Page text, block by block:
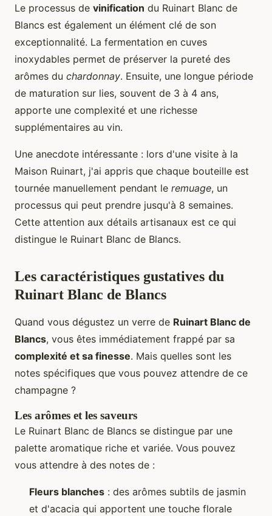
Le processus de vinification du Ruinart Blanc de
Blancs est également un élément clé de son
exceptionnalité. La fermentation en cuves
inoxydables permet de préserver la pureté des
arômes du chardonnay. Ensuite, une longue période
de maturation sur lies, souvent de 3 à 4 ans,
apporte une complexité et une richesse
supplémentaires au vin.
Une anecdote intéressante : lors d'une visite à la
Maison Ruinart, j'ai appris que chaque bouteille est
tournée manuellement pendant le remuage, un
processus qui peut prendre jusqu'à 8 semaines.
Cette attention aux détails artisanaux est ce qui
distingue le Ruinart Blanc de Blancs.
Les caractéristiques gustatives du
Ruinart Blanc de Blancs
Quand vous dégustez un verre de Ruinart Blanc de
Blancs, vous êtes immédiatement frappé par sa
complexité et sa finesse. Mais quelles sont les
notes spécifiques que vous pouvez attendre de ce
champagne ?
Les arômes et les saveurs
Le Ruinart Blanc de Blancs se distingue par une
palette aromatique riche et variée. Vous pouvez
vous attendre à des notes de :
Fleurs blanches : des arômes subtils de jasmin
et d'acacia qui apportent une touche florale